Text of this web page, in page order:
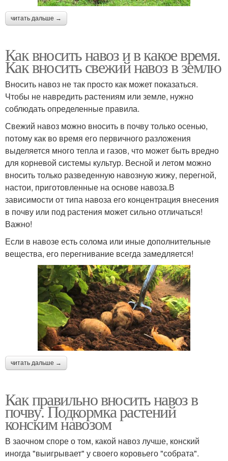
читать дальше →
Как вносить навоз и в какое время.
Как вносить свежий навоз в землю
Вносить навоз не так просто как может показаться.
Чтобы не навредить растениям или земле, нужно
соблюдать определенные правила.
Свежий навоз можно вносить в почву только осенью,
потому как во время его первичного разложения
выделяется много тепла и газов, что может быть вредно
для корневой системы культур. Весной и летом можно
вносить только разведенную навозную жижу, перегной,
настои, приготовленные на основе навоза.В
зависимости от типа навоза его концентрация внесения
в почву или под растения может сильно отличаться!
Важно!
Если в навозе есть солома или иные дополнительные
вещества, его перегнивание всегда замедляется!
читать дальше →
Как правильно вносить навоз в
почву. Подкормка растений
конским навозом
В заочном споре о том, какой навоз лучше, конский
иногда "выигрывает" у своего коровьего "собрата".